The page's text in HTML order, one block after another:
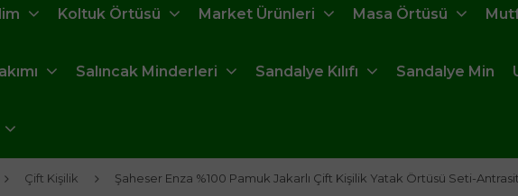
Koltuk Örtüsü Market Ürünleri Masa Örtüsü
Salıncak Minderleri Sandalye Kılıfı Sandalye Min
Çift Kişilik Şaheser Enza %100 Pamuk Jakarlı Çift Kişilik Yatak Örtüsü Seti-Antrasit